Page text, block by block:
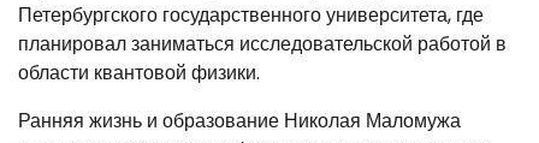
Петербургского государственного университета, где
планировал заниматься исследовательской работой в
области квантовой физики.
Ранняя жизнь и образование Николая Маломужа